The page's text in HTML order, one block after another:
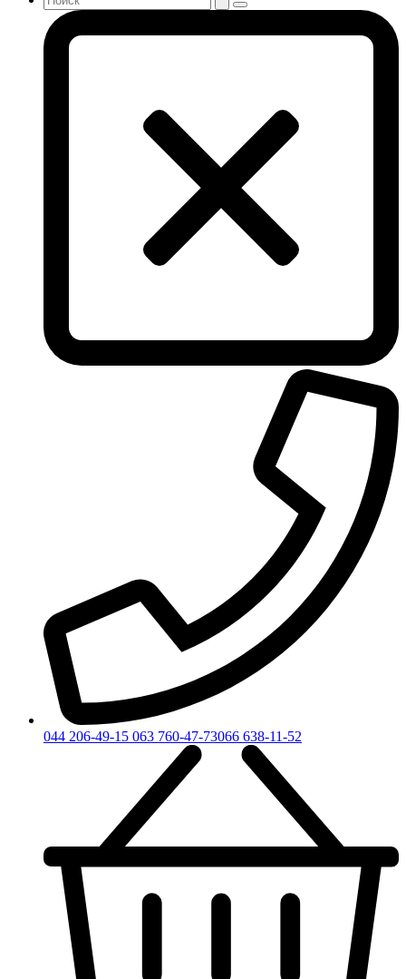
044 206-49-15 063 760-47-73066 638-11-52